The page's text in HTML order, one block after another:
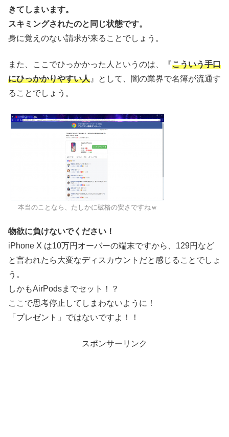
きてしまいます。
スキミングされたのと同じ状態です。
身に覚えのない請求が来ることでしょう。
また、ここでひっかかった人というのは、『こういう手口
にひっかかりやすい人 』として、闇の業界で名簿が流通す
ることでしょう。
本当のことなら、たしかに破格の安さですねｗ
物欲に負けないでください！
iPhone X は10万円オーバーの端末ですから、129円など
と言われたら大変なディスカウントだと感じることでしょ
う。
しかもAirPodsまでセット！？
ここで思考停止してしまわないように！
「プレゼント」ではないですよ！！
スポンサーリンク